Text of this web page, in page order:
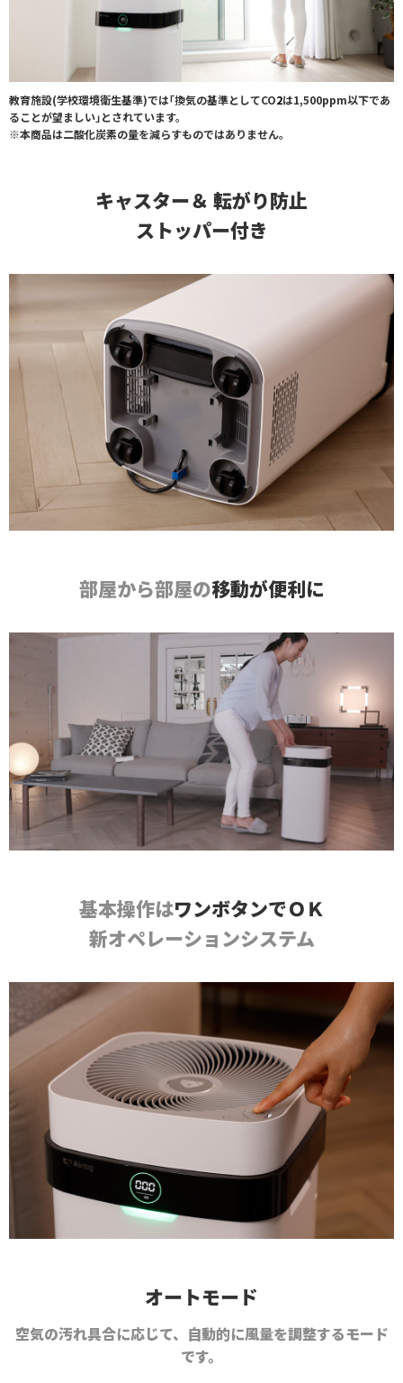
教育施設(学校環境衛生基準)では｢換気の基準としてCO2は1,500ppm以下であ
ることが望ましい｣とされています。
※本商品は二酸化炭素の量を減らすものではありません。
キャスター＆ 転がり防止
ストッパー付き
部屋から部屋の移動が便利に
基本操作はワンボタンでＯＫ
新オペレーションシステム
オートモード
空気の汚れ具合に応じて、自動的に風量を調整するモード
です。